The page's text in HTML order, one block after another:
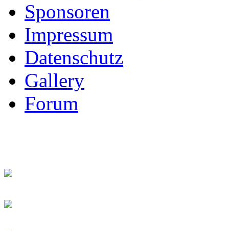
Sponsoren
Impressum
Datenschutz
Gallery
Forum